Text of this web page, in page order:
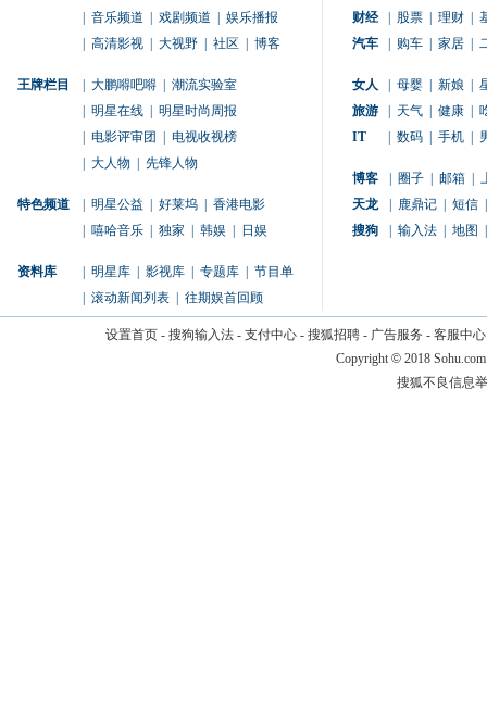
音乐频道 戏剧频道
娱乐播报
高清影视 大视野 社区 博客
王牌栏目 大鹏嘚吧嘚
潮流实验室
明星在线
明星时尚周报
电影评审团
电视收视榜
大人物 先锋人物
特色频道 明星公益 好莱坞
香港电影
嘻哈音乐 独家 韩娱 日娱
资料库 明星库 影视库 专题库
节目单
滚动新闻列表 往期娱首回顾
财经
股票 理财
汽车
购车 家居
女人 母婴 新娘
旅游
天气 健康
IT
数码 手机
博客 圈子 邮箱
天龙
鹿鼎记 短信
搜狗
输入法 地图
设置首页- 搜狗输入法- 支付中心- 搜狐招聘- 广告服务 - 客服中心
Copyright © 2018
搜狐不良信息